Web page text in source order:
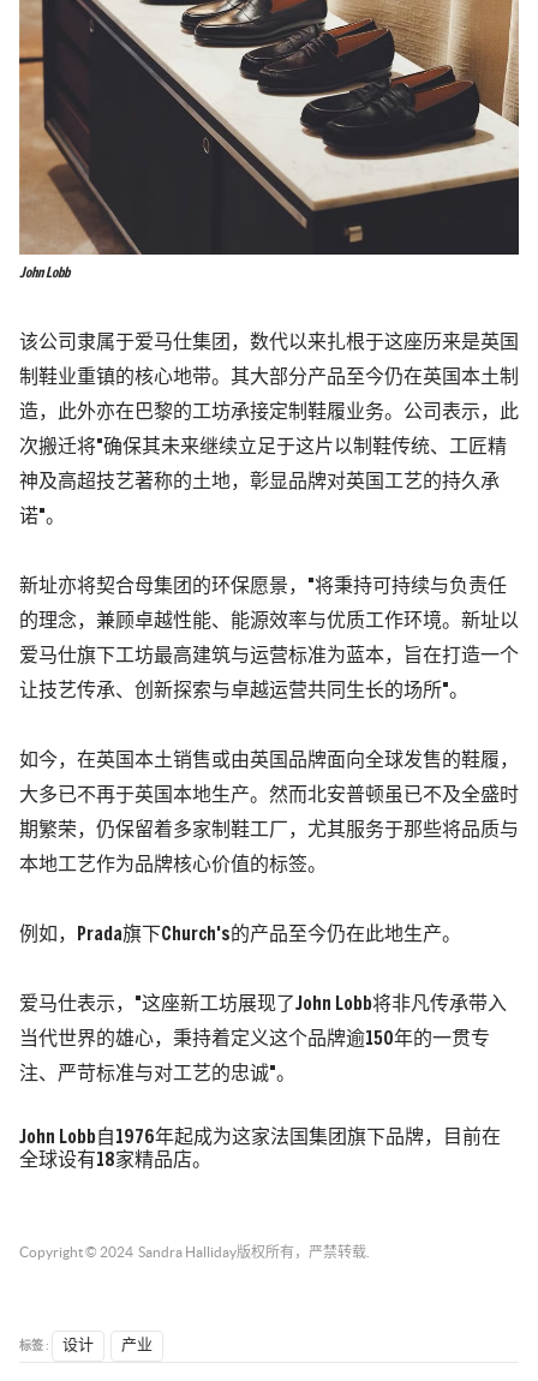
John Lobb
该公司隶属于爱马仕集团，数代以来扎根于这座历来是英国
制鞋业重镇的核心地带。其大部分产品至今仍在英国本土制
造，此外亦在巴黎的工坊承接定制鞋履业务。公司表示，此
次搬迁将"确保其未来继续立足于这片以制鞋传统、工匠精
神及高超技艺著称的土地，彰显品牌对英国工艺的持久承
诺"。
新址亦将契合母集团的环保愿景， "将秉持可持续与负责任
的理念，兼顾卓越性能、能源效率与优质工作环境。新址以
爱马仕旗下工坊最高建筑与运营标准为蓝本，旨在打造一个
让技艺传承、创新探索与卓越运营共同生长的场所"。
如今，在英国本土销售或由英国品牌面向全球发售的鞋履，
大多已不再于英国本地生产。然而北安普顿虽已不及全盛时
期繁荣，仍保留着多家制鞋工厂，尤其服务于那些将品质与
本地工艺作为品牌核心价值的标签。
例如， Prada旗下 Church's 的产品至今仍在此地生产。
爱马仕表示， "这座新工坊展现了 John Lobb将非凡传承带入
当代世界的雄心，秉持着定义这个品牌逾150年的一贯专
注、严苛标准与对工艺的忠诚"。
John Lobb 自 1976年起成为这家法国集团旗下品牌，目前在
全球设有 18家精品店。
Copyright © 2024 Sandra Halliday版权所有，严禁转载.
标签 : 设计 产业